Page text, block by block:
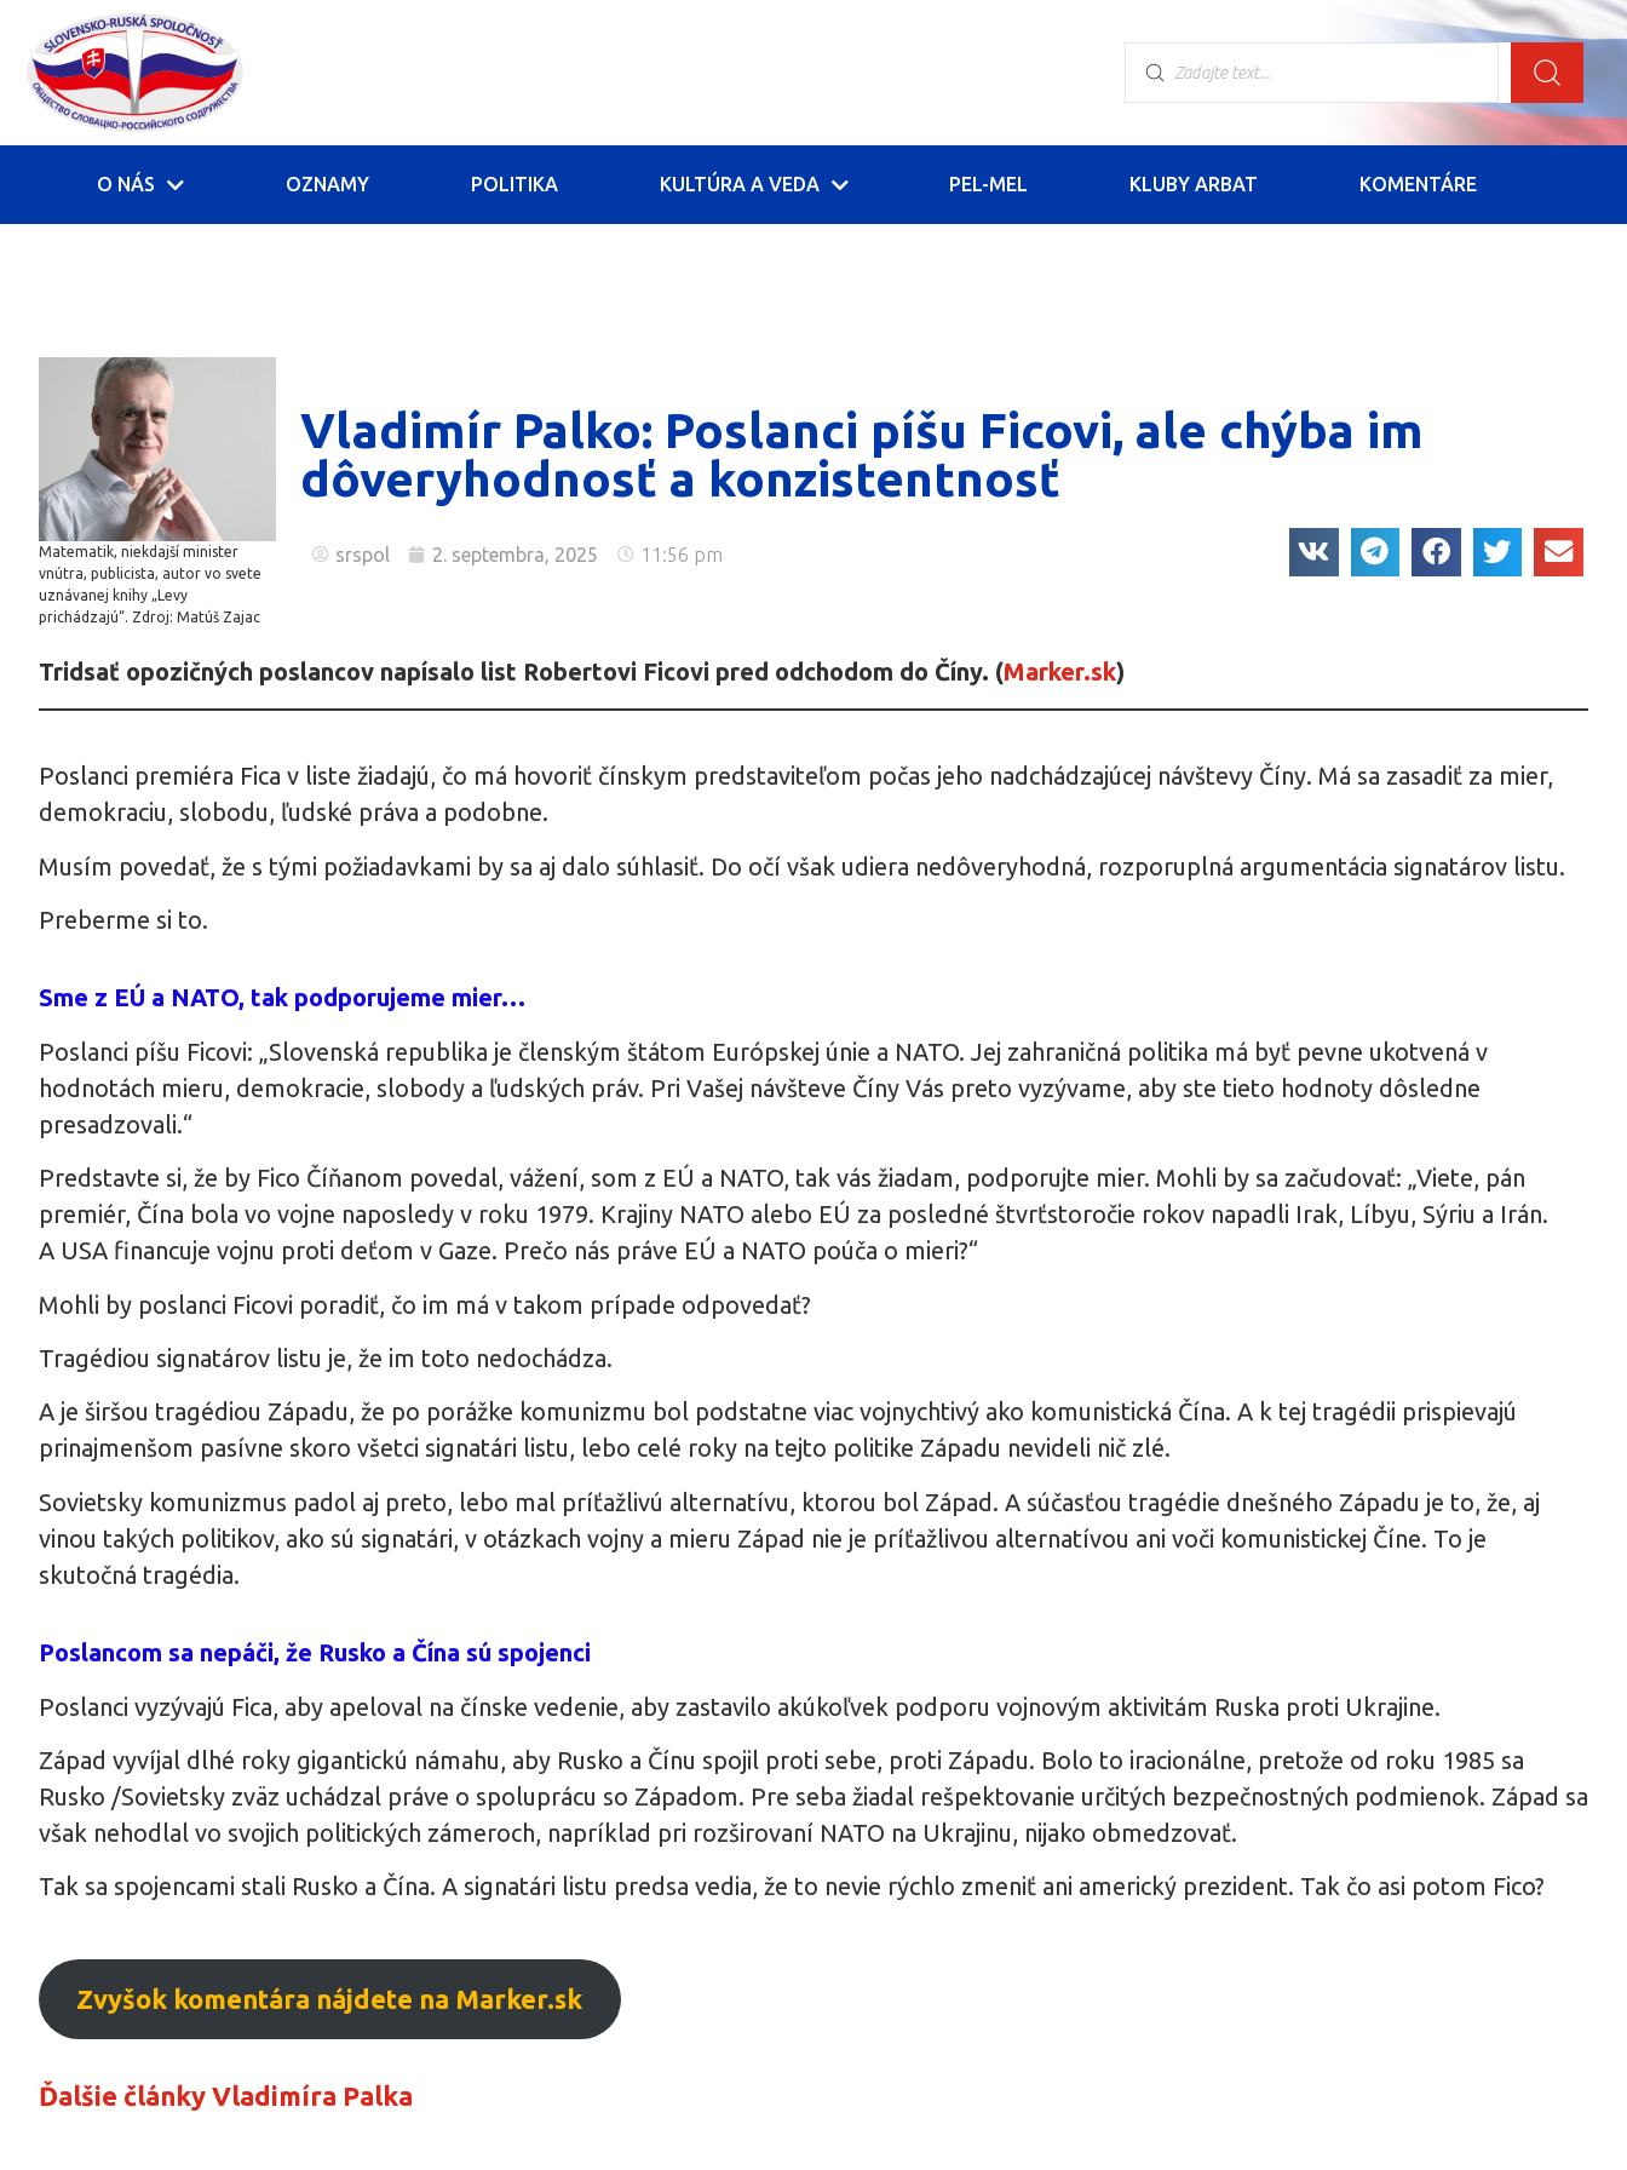
O NÁS OZNAMY POLITIKA KULTÚRA A VEDA PEL-MEL KLUBY ARBAT KOMENTÁRE
Matematik, niekdajší minister
vnútra, publicista, autor vo svete
uznávanej knihy „Levy
prichádzajú“. Zdroj: Matúš Zajac
Vladimír Palko: Poslanci píšu Ficovi, ale chýba im
dôveryhodnosť a konzistentnosť
srspol 2. septembra, 2025 11:56 pm
Tridsať opozičných poslancov napísalo list Robertovi Ficovi pred odchodom do Číny. (Marker.sk)
Poslanci premiéra Fica v liste žiadajú, čo má hovoriť čínskym predstaviteľom počas jeho nadchádzajúcej návštevy Číny. Má sa zasadiť za mier,
demokraciu, slobodu, ľudské práva a podobne.
Musím povedať, že s tými požiadavkami by sa aj dalo súhlasiť. Do očí však udiera nedôveryhodná, rozporuplná argumentácia signatárov listu.
Preberme si to.
Sme z EÚ a NATO, tak podporujeme mier…
Poslanci píšu Ficovi: „Slovenská republika je členským štátom Európskej únie a NATO. Jej zahraničná politika má byť pevne ukotvená v
hodnotách mieru, demokracie, slobody a ľudských práv. Pri Vašej návšteve Číny Vás preto vyzývame, aby ste tieto hodnoty dôsledne
presadzovali.“
Predstavte si, že by Fico Číňanom povedal, vážení, som z EÚ a NATO, tak vás žiadam, podporujte mier. Mohli by sa začudovať: „Viete, pán
premiér, Čína bola vo vojne naposledy v roku 1979. Krajiny NATO alebo EÚ za posledné štvrťstoročie rokov napadli Irak, Líbyu, Sýriu a Irán.
A USA financuje vojnu proti deťom v Gaze. Prečo nás práve EÚ a NATO poúča o mieri?“
Mohli by poslanci Ficovi poradiť, čo im má v takom prípade odpovedať?
Tragédiou signatárov listu je, že im toto nedochádza.
A je širšou tragédiou Západu, že po porážke komunizmu bol podstatne viac vojnychtivý ako komunistická Čína. A k tej tragédii prispievajú
prinajmenšom pasívne skoro všetci signatári listu, lebo celé roky na tejto politike Západu nevideli nič zlé.
Sovietsky komunizmus padol aj preto, lebo mal príťažlivú alternatívu, ktorou bol Západ. A súčasťou tragédie dnešného Západu je to, že, aj
vinou takých politikov, ako sú signatári, v otázkach vojny a mieru Západ nie je príťažlivou alternatívou ani voči komunistickej Číne. To je
skutočná tragédia.
Poslancom sa nepáči, že Rusko a Čína sú spojenci
Poslanci vyzývajú Fica, aby apeloval na čínske vedenie, aby zastavilo akúkoľvek podporu vojnovým aktivitám Ruska proti Ukrajine.
Západ vyvíjal dlhé roky gigantickú námahu, aby Rusko a Čínu spojil proti sebe, proti Západu. Bolo to iracionálne, pretože od roku 1985 sa
Rusko /Sovietsky zväz uchádzal práve o spoluprácu so Západom. Pre seba žiadal rešpektovanie určitých bezpečnostných podmienok. Západ sa
však nehodlal vo svojich politických zámeroch, napríklad pri rozširovaní NATO na Ukrajinu, nijako obmedzovať.
Tak sa spojencami stali Rusko a Čína. A signatári listu predsa vedia, že to nevie rýchlo zmeniť ani americký prezident. Tak čo asi potom Fico?
Zvyšok komentára nájdete na Marker.sk
Ďalšie články Vladimíra Palka